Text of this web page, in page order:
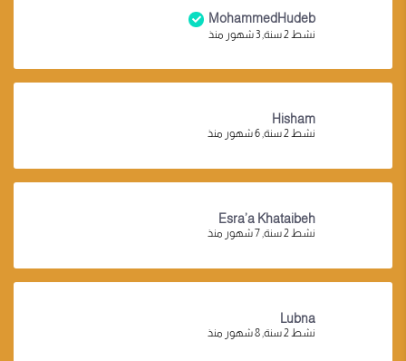
MohammedHudeb
نشط 2 سنة, 3 شهور منذ
Hisham
نشط 2 سنة, 6 شهور منذ
Esra’a Khataibeh
نشط 2 سنة, 7 شهور منذ
Lubna
نشط 2 سنة, 8 شهور منذ